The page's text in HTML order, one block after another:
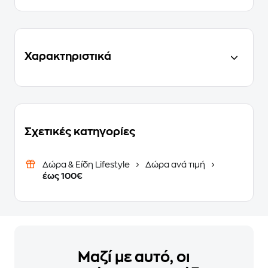
Χαρακτηριστικά
Σχετικές κατηγορίες
Δώρα & Είδη Lifestyle
Δώρα ανά τιμή
έως 100€
Μαζί με αυτό, οι